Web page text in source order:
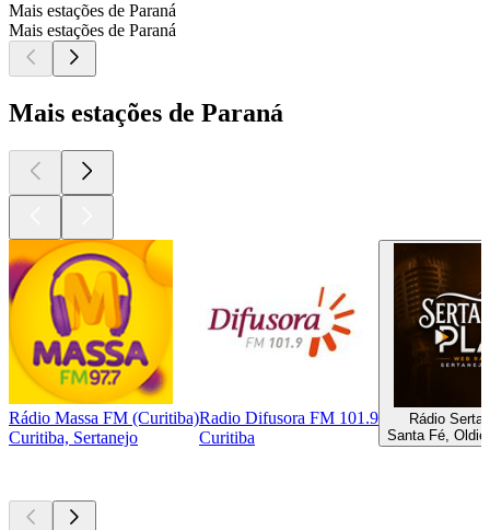
Mais estações de Paraná
Mais estações de Paraná
Mais estações de Paraná
Rádio Massa FM (Curitiba)
Curitiba, Sertanejo
Radio Difusora FM 101.9
Curitiba
Rádio
Santa Fé,